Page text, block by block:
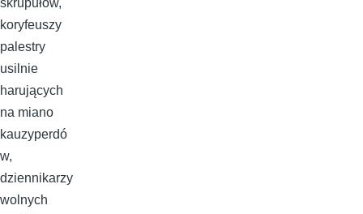
skrupułów,
koryfeuszy
palestry
usilnie
harujących
na miano
kauzyperdó
w,
dziennikarzy
wolnych